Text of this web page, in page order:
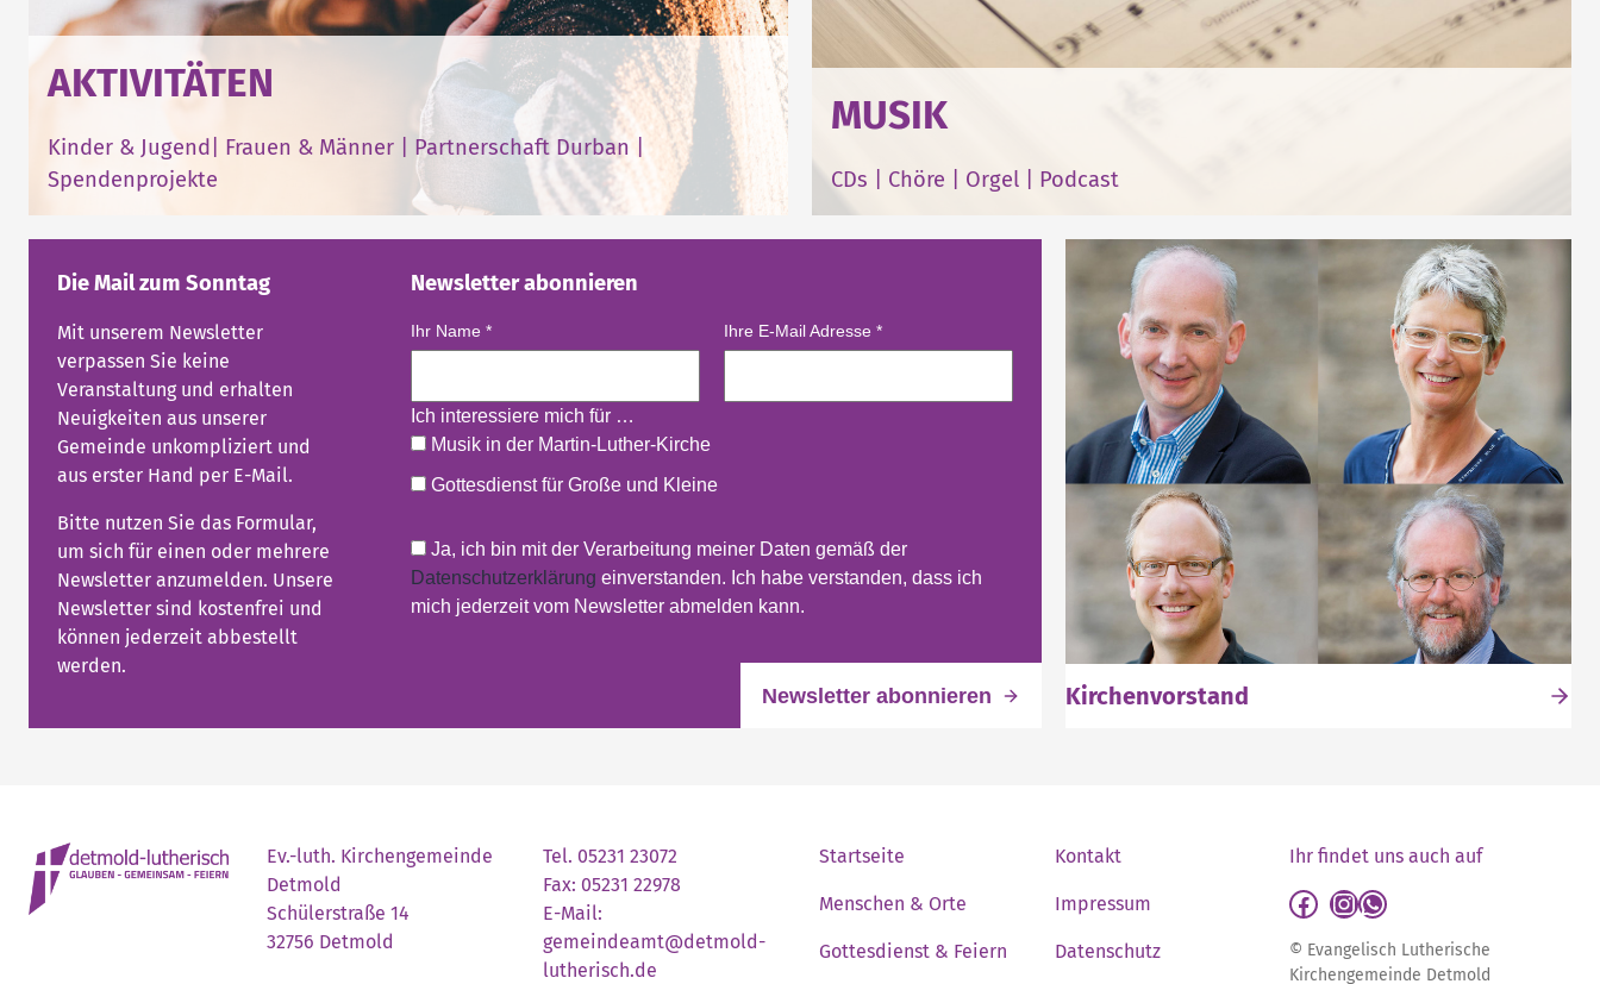
AKTIVITÄTEN
Kinder & Jugend Frauen & Männer Partnerschaft Durban
Spendenprojekte
MUSIK
CDs Chöre Orgel Podcast
Die Mail zum Sonntag
Mit unserem Newsletter
verpassen Sie keine
Veranstaltung und erhalten
Neuigkeiten aus unserer
Gemeinde unkompliziert und
aus erster Hand per E-Mail.
Bitte nutzen Sie das Formular,
um sich für einen oder mehrere
Newsletter anzumelden. Unsere
Newsletter sind kostenfrei und
können jederzeit abbestellt
werden.
Newsletter abonnieren
Ihr Name * Ihre E-Mail Adresse *
Ich interessiere mich für …
Musik in der Martin-Luther-Kirche
Gottesdienst für Große und Kleine
Ja, ich bin mit der Verarbeitung meiner Daten gemäß der
Datenschutzerklärung einverstanden. Ich habe verstanden, dass ich
mich jederzeit vom Newsletter abmelden kann.
Kirchenvorstand
Ev.-luth. Kirchengemeinde
Detmold
Schülerstraße 14
32756 Detmold
Tel. 05231 23072
Fax: 05231 22978
E-Mail:
gemeindeamt@detmold-
lutherisch.de
Startseite
Menschen & Orte
Gottesdienst & Feiern
Kontakt
Impressum
Datenschutz
Ihr findet uns auch auf
detmold-lutherisch auf Facebook
detmold-lutherisch auf Instagram
detmold-lutherisch auf WhatsApp
© Evangelisch Lutherische
Kirchengemeinde Detmold